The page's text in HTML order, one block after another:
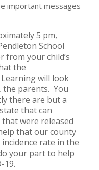
important messages
5 pm,
School
from your child’s
the
will look
the parents. You
there are but a
that can
were released
that our county
rate in the
your part to help
19.